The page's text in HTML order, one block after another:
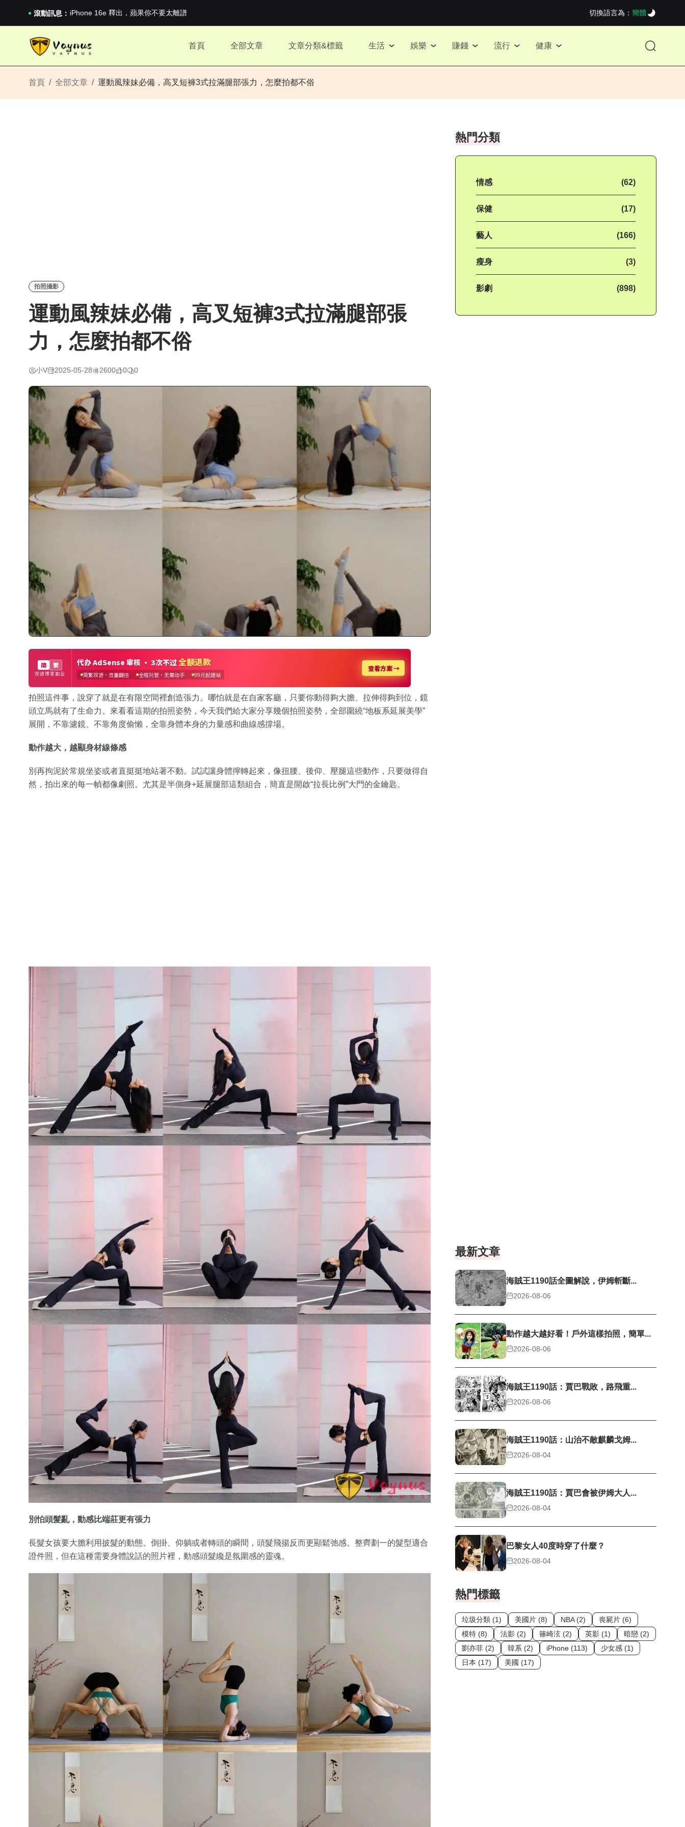
滾動訊息： 2026澳網男單收官：全滿貫對上全滿亞，德約...
《巔峰守衛 Highguard》正式上線，官...
切換語言為： 簡體
首頁 全部文章 文章分類&標籤 生活 娛樂 賺錢 流行 健康
首頁 全部文章 運動風辣妹必備，高叉短褲3式拉滿腿部張力，怎麼拍都不俗
拍照攝影
運動風辣妹必備，高叉短褲3式拉滿腿部張
力，怎麼拍都不俗
小V 2025-05-28 2600 0 0
拍照這件事，說穿了就是在有限空間裡創造張力。哪怕就是在自家客廳，只要你動得夠大膽、拉伸得夠到位，鏡
頭立馬就有了生命力。來看看這期的拍照姿勢，今天我們給大家分享幾個拍照姿勢，全部圍繞“地板系延展美學”
展開，不靠濾鏡、不靠角度偷懶，全靠身體本身的力量感和曲線感撐場。
動作越大，越顯身材線條感
別再拘泥於常規坐姿或者直挺挺地站著不動。試試讓身體擰轉起來，像扭腰、後仰、壓腿這些動作，只要做得自
然，拍出來的每一幀都像劇照。尤其是半側身+延展腿部這類組合，簡直是開啟“拉長比例”大門的金鑰匙。
別怕頭髮亂，動感比端莊更有張力
長髮女孩要大膽利用披髮的動態。倒掛、仰躺或者轉頭的瞬間，頭髮飛揚反而更顯鬆弛感。整齊劃一的髮型適合
證件照，但在這種需要身體說話的照片裡，動感頭髮纔是氛圍感的靈魂。
熱門分類
情感 (62)
保健 (17)
藝人 (166)
瘦身 (3)
影劇 (898)
最新文章
海賊王1190話全圖解說，伊姆斬斷...
2026-08-06
動作越大越好看！戶外這樣拍照，簡單...
2026-08-06
海賊王1190話：賈巴戰敗，路飛重...
2026-08-06
海賊王1190話：山治不敵麒麟戈姆...
2026-08-04
海賊王1190話：賈巴會被伊姆大人...
2026-08-04
巴黎女人40度時穿了什麼？
2026-08-04
熱門標籤
垃圾分類 (1) 美國片 (8) NBA (2)
喪屍片 (6)
模特 (8)
法影 (2) 篠崎泫 (2) 英影 (1)
暗戀 (2)
劉亦菲 (2)
韓系 (2) iPhone (113)
少女感 (1)
日本 (17)
美國 (17)